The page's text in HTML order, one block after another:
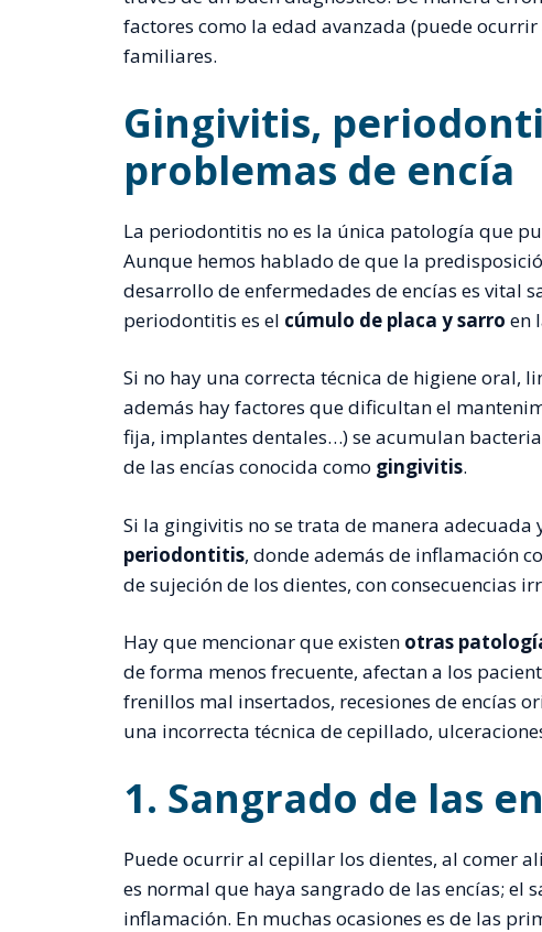
factores como la edad avanzada (puede
familiares.
Gingivitis,
problemas de encía
La periodontitis no es la única patología que
Aunque hemos hablado de que la
desarrollo de enfermedades de encías es vital
periodontitis es el cúmulo de placa y sarro en
Si no hay una correcta técnica de higiene oral,
además hay factores que dificultan el
fija, implantes dentales…) se acumulan
de las encías conocida como gingivitis.
Si la gingivitis no se trata de manera
periodontitis, donde además de inflamación
de sujeción de los dientes, con consecuencias
Hay que mencionar que existen otras
de forma menos frecuente, afectan a los
frenillos mal insertados, recesiones de encías
una incorrecta técnica de cepillado,
1. Sangrado de las
Puede ocurrir al cepillar los dientes, al comer
es normal que haya sangrado de las encías; el
inflamación. En muchas ocasiones es de las